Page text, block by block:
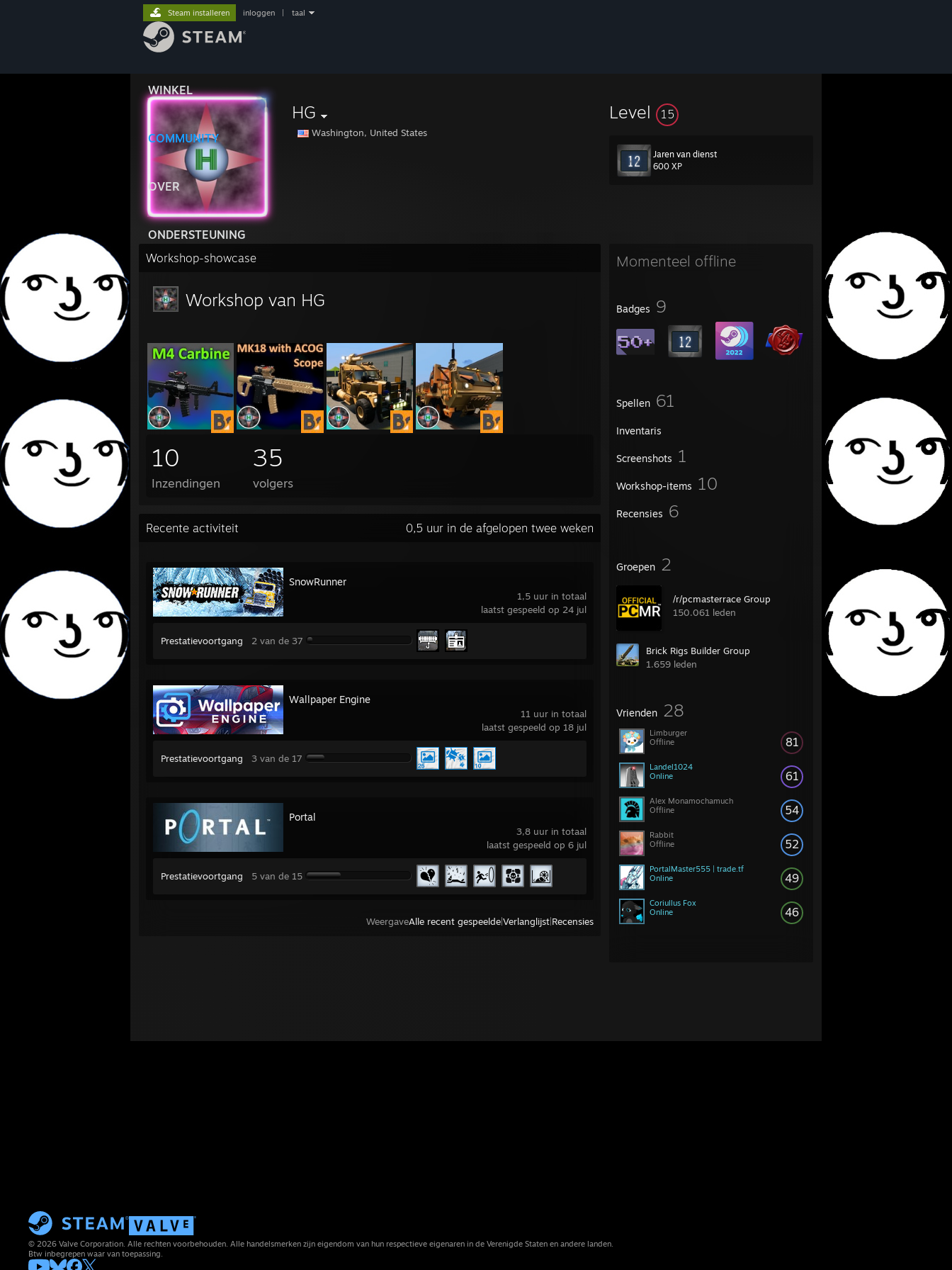
WINKEL
COMMUNITY
OVER
ONDERSTEUNING
Steam installeren inloggen taal
HG
Washington, United States
Level 15
Jaren van dienst
600 XP
Momenteel offline
Badges 9
Spellen 61
Inventaris
Screenshots 1
Workshop-items 10
Recensies 6
Groepen 2
/r/pcmasterrace Group
150.061 leden
Brick Rigs Builder Group
1.659 leden
Vrienden 28
81
Limburger
Offline
61
Landel1024
Online
54
Alex Monamochamuch
Offline
52
Rabbit
Offline
49
PortalMaster555 | trade.tf
Online
46
Coriullus Fox
Online
Workshop-showcase
Workshop van HG
10
Inzendingen
35
volgers
Recente activiteit 0,5 uur in de afgelopen twee weken
1,5 uur in totaal
laatst gespeeld op 24 jul
SnowRunner
Prestatievoortgang 2 van de 37
11 uur in totaal
laatst gespeeld op 18 jul
Wallpaper Engine
Prestatievoortgang 3 van de 17
3,8 uur in totaal
laatst gespeeld op 6 jul
Portal
Prestatievoortgang 5 van de 15
WeergaveAlle recent gespeeldeVerlanglijst Recensies
© 2026 Valve Corporation. Alle rechten voorbehouden. Alle handelsmerken zijn eigendom van hun respectieve eigenaren in de Verenigde Staten en andere landen.
Btw inbegrepen waar van toepassing.